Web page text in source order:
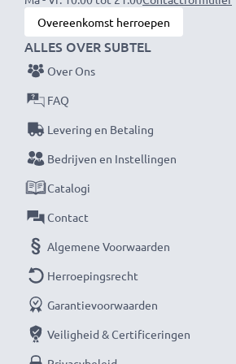
Overeenkomst herroepen
ALLES OVER SUBTEL
Over Ons
FAQ
Levering en Betaling
Bedrijven en Instellingen
Catalogi
Contact
Algemene Voorwaarden
Herroepingsrecht
Garantievoorwaarden
Veiligheid & Certificeringen